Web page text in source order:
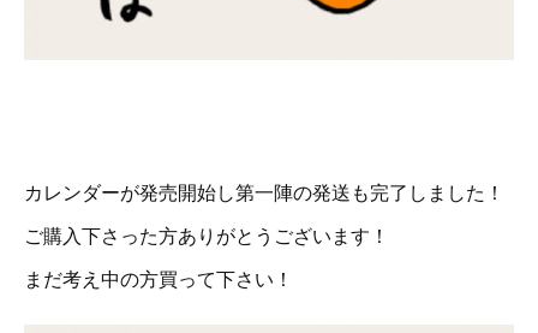
カレンダーが発売開始し第一陣の発送も完了しました！
ご購入下さった方ありがとうございます！
まだ考え中の方買って下さい！